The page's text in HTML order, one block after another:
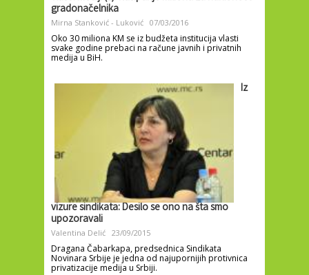
gradonačelnika
Mirna Stanković - Luković 07/03/2016
Oko 30 miliona KM se iz budžeta institucija vlasti
svake godine prebaci na račune javnih i privatnih
medija u BiH.
Iz
vizure sindikata: Desilo se ono na šta smo
upozoravali
Valentina Delić 23/09/2015
Dragana Čabarkapa, predsednica Sindikata
Novinara Srbije je jedna od najupornijih protivnica
privatizacije medija u Srbiji.